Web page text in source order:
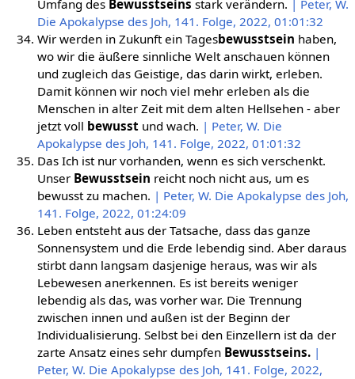
Umfang des Bewusstseins stark verändern. | Peter, W.
Die Apokalypse des Joh, 141. Folge, 2022, 01:01:32
Wir werden in Zukunft ein Tagesbewusstsein haben,
wo wir die äußere sinnliche Welt anschauen können
und zugleich das Geistige, das darin wirkt, erleben.
Damit können wir noch viel mehr erleben als die
Menschen in alter Zeit mit dem alten Hellsehen - aber
jetzt voll bewusstund wach. | Peter, W. Die
Apokalypse des Joh, 141. Folge, 2022, 01:01:32
Das Ich ist nur vorhanden, wenn es sich verschenkt.
Unser Bewusstsein reicht noch nicht aus, um es
bewusst zu machen. | Peter, W. Die Apokalypse des Joh,
141. Folge, 2022, 01:24:09
Leben entsteht aus der Tatsache, dass das ganze
Sonnensystem und die Erde lebendig sind. Aber daraus
stirbt dann langsam dasjenige heraus, was wir als
Lebewesen anerkennen. Es ist bereits weniger
lebendig als das, was vorher war. Die Trennung
zwischen innen und außen ist der Beginn der
Individualisierung. Selbst bei den Einzellern ist da der
zarte Ansatz eines sehr dumpfen Bewusstseins. |
Peter, W. Die Apokalypse des Joh, 141. Folge, 2022,